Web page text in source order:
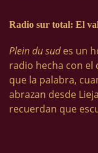
Radio sur total: El
Plein du sudes un
radio hecha con el
que la palabra,
abrazan desde
recuerdan que